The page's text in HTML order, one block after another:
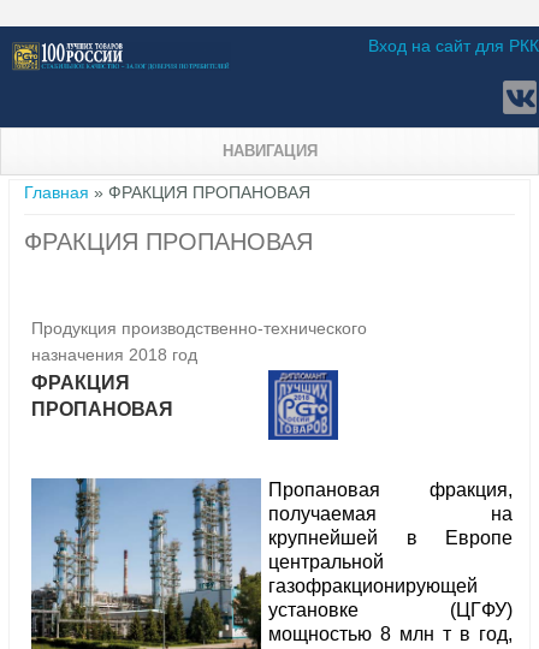
Вход на сайт для РКК
НАВИГАЦИЯ
Вы здесь
Главная » ФРАКЦИЯ ПРОПАНОВАЯ
ФРАКЦИЯ ПРОПАНОВАЯ
Продукция производственно-технического
назначения 2018 год
ФРАКЦИЯ
ПРОПАНОВАЯ
Пропановая фракция,
получаемая на
крупнейшей в Европе
центральной
газофракционирующей
установке (ЦГФУ)
мощностью 8 млн т в год,